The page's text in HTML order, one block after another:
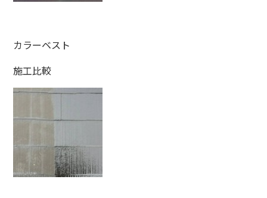
カラーベスト
施工比較